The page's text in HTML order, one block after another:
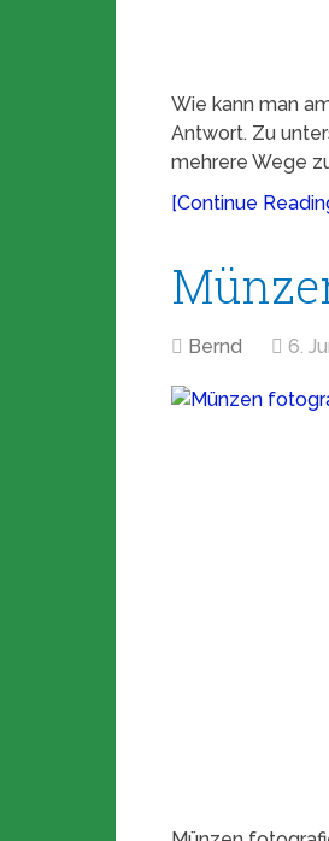
Wie kann man
Antwort. Zu
mehrere Wege
[Continue
Bernd 6.